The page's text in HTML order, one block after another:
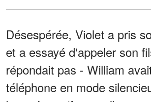
Désespérée, Violet a pris
et a essayé d'appeler son
répondait pas - William
téléphone en mode